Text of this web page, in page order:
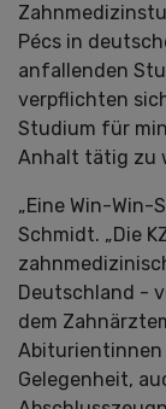
Pécs in
anfallenden
verpflichten
Studium für
Anhalt tätig zu
„Eine Win-
Schmidt. „Die
Deutschland -
dem
Gelegenheit,